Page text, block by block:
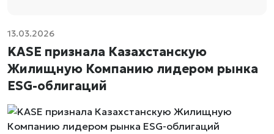
13.03.2026
KASE признала Казахстанскую
Жилищную Компанию лидером рынка
ESG-облигаций